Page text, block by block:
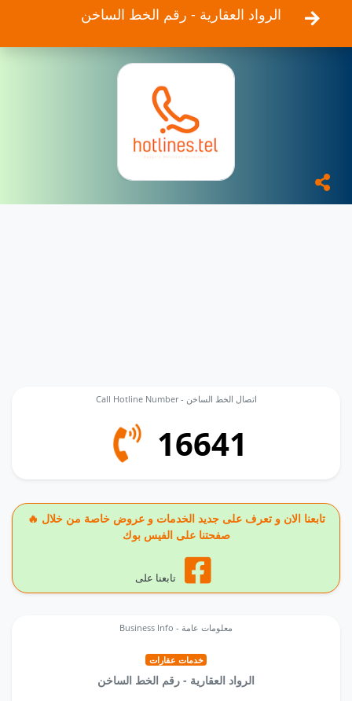
الرواد العقارية - رقم الخط الساخن
Call Hotline Number - اتصال الخط الساخن
16641
🔥 تابعنا الان و تعرف على جديد الخدمات و عروض خاصة من خلال
صفحتنا على الفيس بوك
تابعنا على
Business Info - معلومات عامة
خدمات عقارات
الرواد العقارية - رقم الخط الساخن